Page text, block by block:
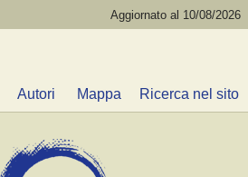
Aggiornato al 10/08/2026
Autori Mappa Ricerca nel sito